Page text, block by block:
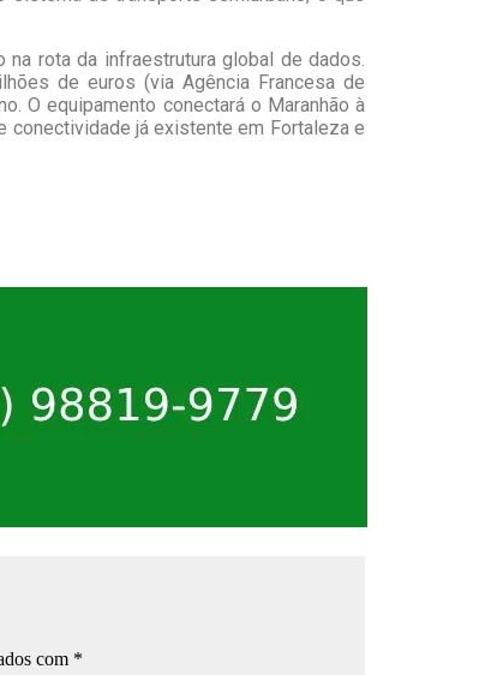
rota da infraestrutura global de dados.
de euros (via Agência Francesa de
O equipamento conectará o Maranhão à
conectividade já existente em Fortaleza e
com *